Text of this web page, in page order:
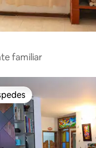
familiar